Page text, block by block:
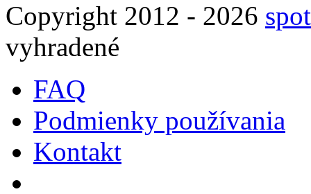
Copyright 2012 - 2026
vyhradené
FAQ
Podmienky používania
Kontakt